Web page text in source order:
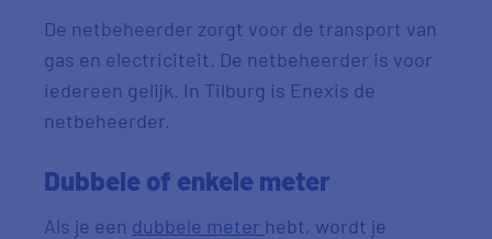
De netbeheerder zorgt voor de transport van
gas en electriciteit. De netbeheerder is voor
iedereen gelijk. In Tilburg is Enexis de
netbeheerder.
Dubbele of enkele meter
Als je een dubbele meter hebt, wordt je